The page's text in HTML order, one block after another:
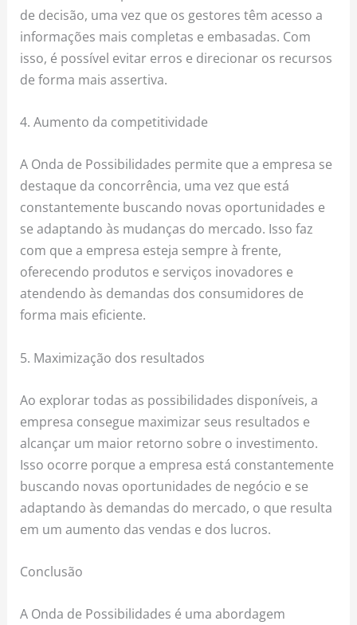
de decisão, uma vez que os gestores têm acesso a
informações mais completas e embasadas. Com
isso, é possível evitar erros e direcionar os recursos
de forma mais assertiva.
4. Aumento da competitividade
A Onda de Possibilidades permite que a empresa se
destaque da concorrência, uma vez que está
constantemente buscando novas oportunidades e
se adaptando às mudanças do mercado. Isso faz
com que a empresa esteja sempre à frente,
oferecendo produtos e serviços inovadores e
atendendo às demandas dos consumidores de
forma mais eficiente.
5. Maximização dos resultados
Ao explorar todas as possibilidades disponíveis, a
empresa consegue maximizar seus resultados e
alcançar um maior retorno sobre o investimento.
Isso ocorre porque a empresa está constantemente
buscando novas oportunidades de negócio e se
adaptando às demandas do mercado, o que resulta
em um aumento das vendas e dos lucros.
Conclusão
A Onda de Possibilidades é uma abordagem